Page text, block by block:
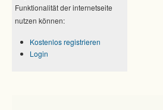
Funktionalität der internetseite
nutzen können:
Kostenlos registrieren
Login